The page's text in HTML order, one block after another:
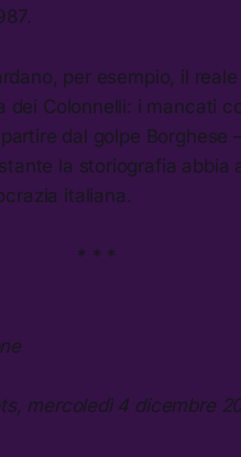
per esempio, il
dei Colonnelli: i mancati
dal golpe
la storiografia abbia
italiana.
* * *
mercoledì 4 dicembre